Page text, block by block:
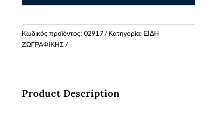
12
Κωδικός προϊόντος: 02917 Κατηγορία: ΕΙΔΗ
ΖΩΓΡΑΦΙΚΗΣ
Product Description